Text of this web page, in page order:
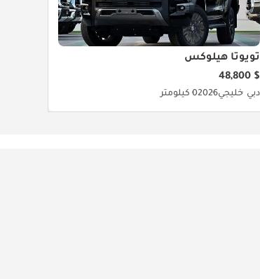
تويوتا هيلوكس
$ 48,800
دبي خليجي20260 كيلومتر